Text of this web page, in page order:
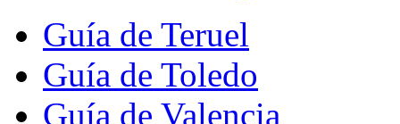
Guía de Teruel
Guía de Toledo
Guía de Valencia